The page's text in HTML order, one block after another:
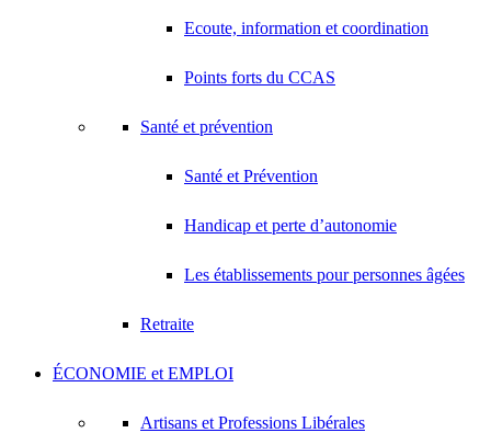
Ecoute, information et coordination
Points forts du CCAS
Santé et prévention
Santé et Prévention
Handicap et perte d’autonomie
Les établissements pour personnes âgées
Retraite
ÉCONOMIE et EMPLOI
Artisans et Professions Libérales